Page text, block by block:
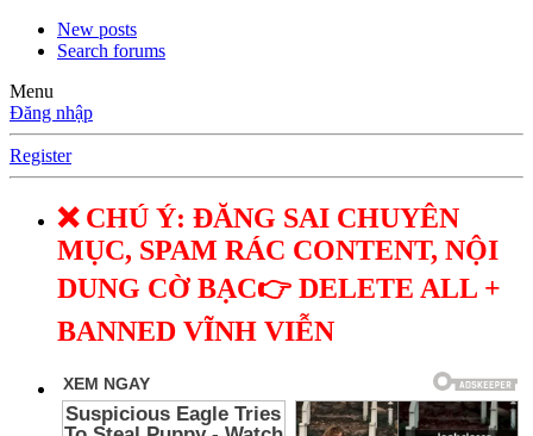
New posts
Search forums
Menu
Đăng nhập
Register
❌ CHÚ Ý: ĐĂNG SAI CHUYÊN
MỤC, SPAM RÁC CONTENT, NỘI
DUNG CỜ BẠC👉 DELETE ALL +
BANNED VĨNH VIỄN